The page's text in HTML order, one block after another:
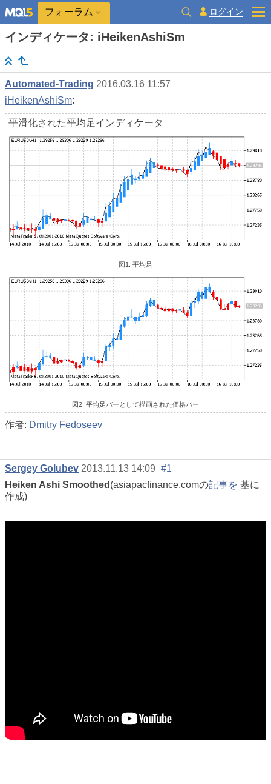
フォーラム ログイン
インディケータ: iHeikenAshiSm
Automated-Trading 2016.03.16 11:57
iHeikenAshiSm:
平滑化された平均足インディケータ
図1. 平均足
図2. 平均足バーとして描画された価格バー
作者: Dmitry Fedoseev
Sergey Golubev 2013.11.13 14:09 #1
Heiken Ashi Smoothed (asiapacfinance.comの記事を 基に
作成)